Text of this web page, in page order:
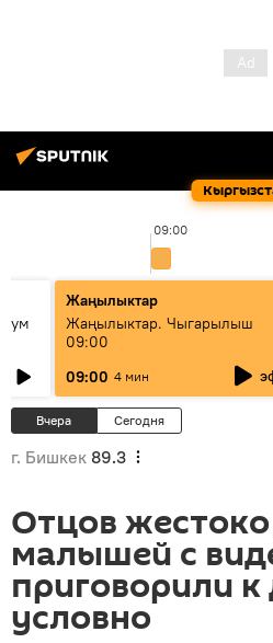
09:00
Жаңылыктар
Жаңылыктар. Чыгарылыш
09:00
09:00 4 мин
Вчера Сегодня
г. Бишкек 89.3
Отцов
малышей с
приговорили
условно